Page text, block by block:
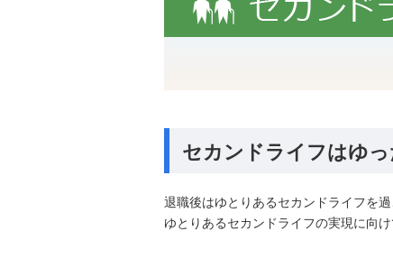
セカンドライフはゆ
退職後はゆとりあるセカンドライフを
ゆとりあるセカンドライフの実現に向